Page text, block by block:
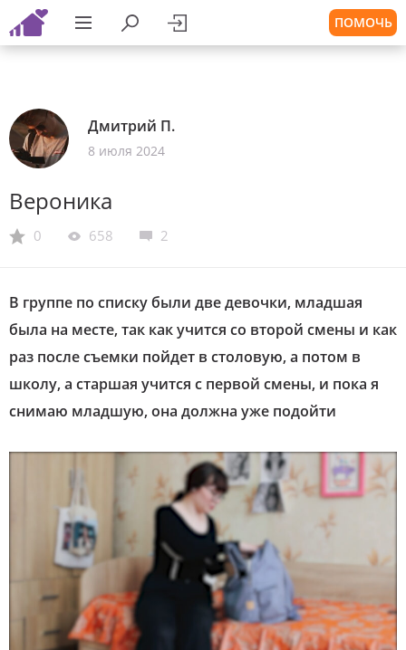
ПОМОЧЬ
Дмитрий П.
8 июля 2024
Вероника
0 658 2
В группе по списку были две девочки, младшая
была на месте, так как учится со второй смены и как
раз после съемки пойдет в столовую, а потом в
школу, а старшая учится с первой смены, и пока я
снимаю младшую, она должна уже подойти